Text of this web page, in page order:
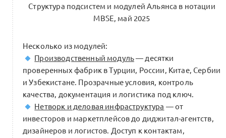
Шаг 6. Изучите технологическую
инструкцию по работе с платформой
Чек-лист по проведению оффлайн-
встречи клуба (DocKA6.2)
1 комментарий
Структура подсистем и модулей Альянса в нотации
MBSE, май 2025
Несколько из модулей:
Производственный модуль— десятки
проверенных фабрик в Турции, России, Китае, Сербии
и Узбекистане. Прозрачные условия, контроль
качества, документация и логистика под ключ.
Нетворк и деловая инфраструктура — от
инвесторов и маркетплейсов до диджитал-агентств,
дизайнеров и логистов. Доступ к контактам,